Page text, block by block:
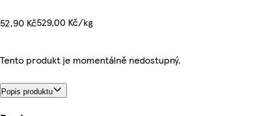
52,90 Kč529,00 Kč/kg
Tento produkt je momentálně nedostupný.
Popis produktu